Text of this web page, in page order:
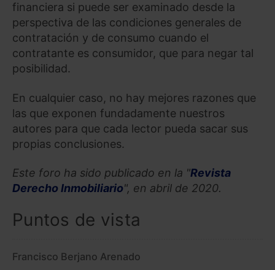
financiera si puede ser examinado desde la
perspectiva de las condiciones generales de
contratación y de consumo cuando el
contratante es consumidor, que para negar tal
posibilidad.
En cualquier caso, no hay mejores razones que
las que exponen fundadamente nuestros
autores para que cada lector pueda sacar sus
propias conclusiones.
Este foro ha sido publicado en la "Revista
Derecho Inmobiliario", en abril de 2020.
Puntos de vista
Francisco Berjano Arenado